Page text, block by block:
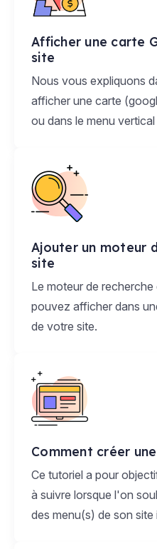
Afficher une carte
site
Nous vous expliquons
afficher une carte
ou dans le menu
Ajouter un moteur
site
Le moteur de
pouvez afficher dans
de votre site.
Comment créer
Ce tutoriel a pour
à suivre lorsque l'on
des menu(s) de son site